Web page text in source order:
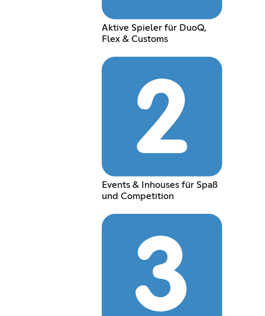
Aktive Spieler für DuoQ,
Flex & Customs
Events & Inhouses für Spaß
und Competition